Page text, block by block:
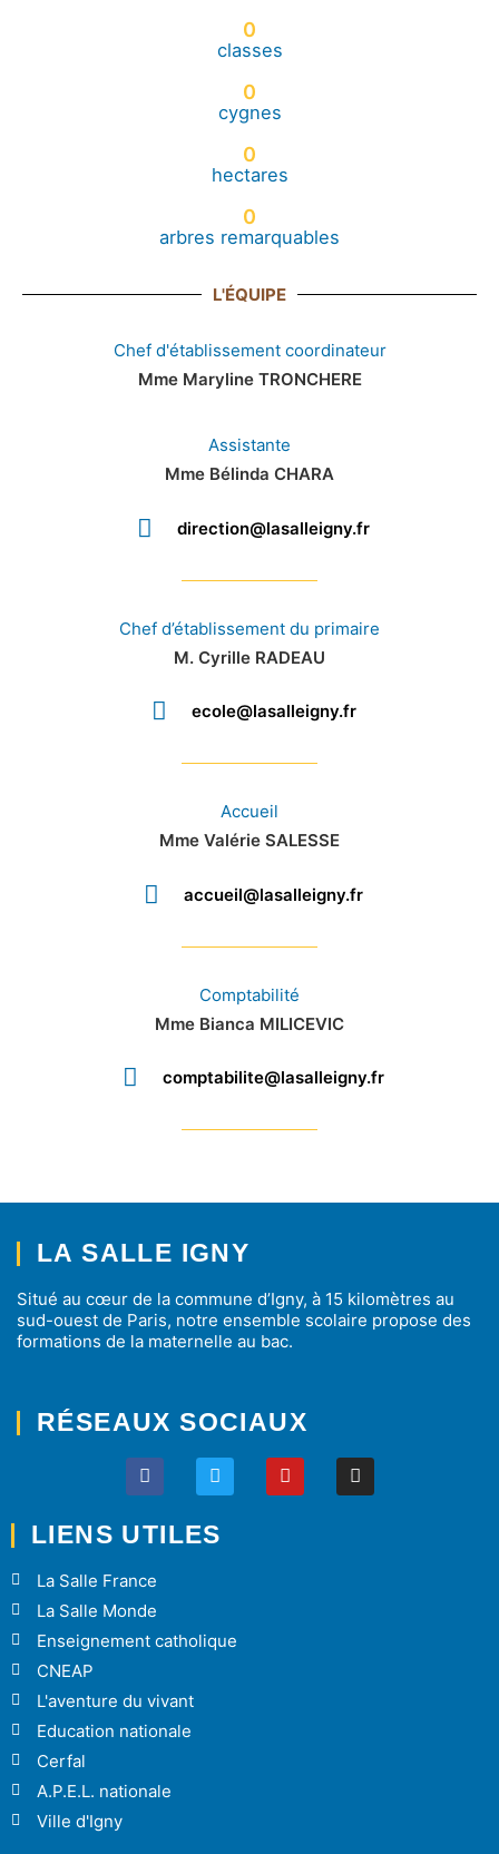
classes
0
cygnes
0
hectares
0
arbres remarquables
0
L'ÉQUIPE
Chef d'établissement coordinateur
Mme Maryline TRONCHERE
Assistante
Mme Bélinda CHARA
direction@lasalleigny.fr
Chef d’établissement du primaire
M. Cyrille RADEAU
ecole@lasalleigny.fr
Accueil
Mme Valérie SALESSE
accueil@lasalleigny.fr
Comptabilité
Mme Bianca MILICEVIC
comptabilite@lasalleigny.fr
LA SALLE IGNY
Situé au cœur de la commune d’Igny, à 15 kilomètres au
sud-ouest de Paris, notre ensemble scolaire propose des
formations de la maternelle au bac.
RÉSEAUX SOCIAUX
LIENS UTILES
La Salle France
La Salle Monde
Enseignement catholique
CNEAP
L'aventure du vivant
Education nationale
Cerfal
A.P.E.L. nationale
Ville d'Igny